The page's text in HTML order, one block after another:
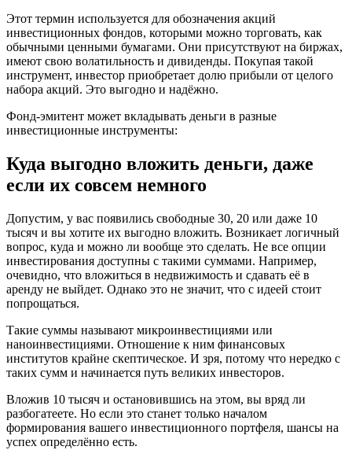
Этот термин используется для обозначения акций
инвестиционных фондов, которыми можно торговать, как
обычными ценными бумагами. Они присутствуют на биржах,
имеют свою волатильность и дивиденды. Покупая такой
инструмент, инвестор приобретает долю прибыли от целого
набора акций. Это выгодно и надёжно.
Фонд-эмитент может вкладывать деньги в разные
инвестиционные инструменты:
Куда выгодно вложить деньги, даже
если их совсем немного
Допустим, у вас появились свободные 30, 20 или даже 10
тысяч и вы хотите их выгодно вложить. Возникает логичный
вопрос, куда и можно ли вообще это сделать. Не все опции
инвестирования доступны с такими суммами. Например,
очевидно, что вложиться в недвижимость и сдавать её в
аренду не выйдет. Однако это не значит, что с идеей стоит
попрощаться.
Такие суммы называют микроинвестициями или
наноинвестициями. Отношение к ним финансовых
институтов крайне скептическое. И зря, потому что нередко с
таких сумм и начинается путь великих инвесторов.
Вложив 10 тысяч и остановившись на этом, вы вряд ли
разбогатеете. Но если это станет только началом
формирования вашего инвестиционного портфеля, шансы на
успех определённо есть.